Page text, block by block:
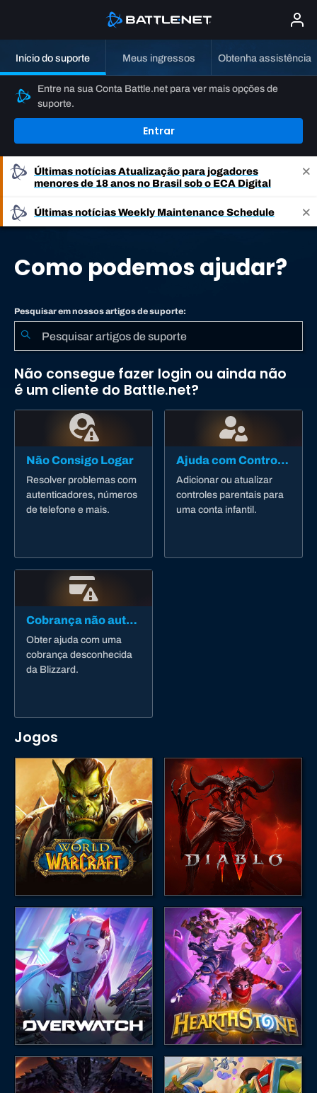
Início do suporte Meus ingressos Obtenha assistência
Entre na sua Conta Battle.net para ver mais opções de
suporte.
Entrar
Últimas notíciasAtualização para jogadores
menores de 18 anos no Brasil sob o ECA Digital
Últimas notíciasWeekly Maintenance Schedule
Como podemos ajudar?
Pesquisar em nossos artigos de suporte:
Não consegue fazer login ou ainda não
é um cliente do Battle.net?
Não Consigo Logar
Resolver problemas com
autenticadores, números
de telefone e mais.
Ajuda com Controle dos Pais
Adicionar ou atualizar
controles parentais para
uma conta infantil.
Cobrança não autorizada
Obter ajuda com uma
cobrança desconhecida
da Blizzard.
Jogos